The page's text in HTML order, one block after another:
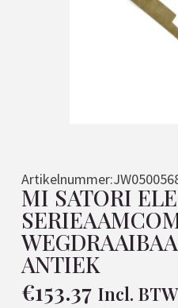
Artikelnummer:
MI SATORI
ANTIEK
€153.37 Incl. BTW